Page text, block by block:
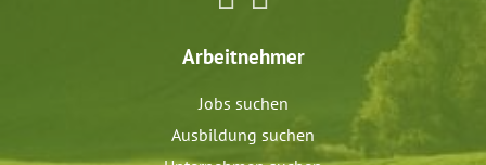
Arbeitnehmer
Jobs suchen
Ausbildung suchen